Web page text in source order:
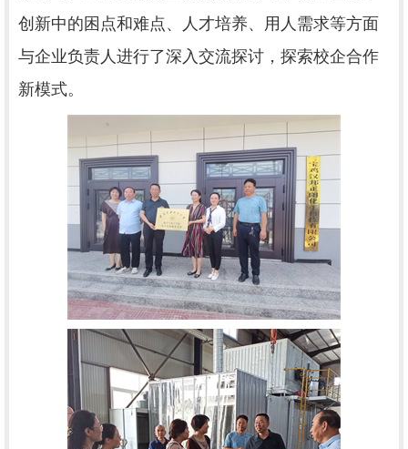
创新中的困点和难点、人才培养、用人需求等方面
与企业负责人进行了深入交流探讨，探索校企合作
新模式。